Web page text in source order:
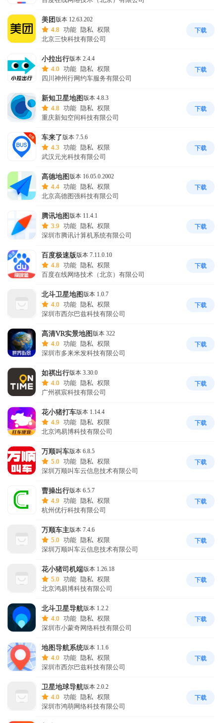
-公交导航到站提醒，实时公交覆盖多城
【智能推荐】
-根据个人出行时间方式等偏好，个性化推荐方案
-搜周边，一键发现身边吃喝玩乐好去处
-智能旅游，带你游览全球。路线推荐、AI导游、AR导览等，构建沉
美团 版本 12.63.202
4.8 功能 隐私 权限
北京三快科技有限公司
下载
小拉出行版本 2.4.4
4.0 功能 隐私 权限
四川神州行网约车服务有限公司
下载
新知卫星地图 版本 4.8.3
4.8 功能 隐私 权限
重庆新知空间科技有限公司
下载
车来了 版本 7.5.6
4.3 功能 隐私 权限
武汉元光科技有限公司
下载
高德地图 版本 16.05.0.2002
4.4 功能 隐私 权限
北京高德图强科技有限公司
下载
腾讯地图 版本 11.4.1
3.9 功能 隐私 权限
深圳市腾讯计算机系统有限公司
下载
百度极速版版本 7.11.0.10
4.8 功能 隐私 权限
百度在线网络技术（北京）有限公司
下载
北斗卫星地图 版本 1.0.7
4.0 功能 隐私 权限
深圳市西尔巴兹科技有限公司
下载
高清VR实景地图 版本 322
4.0 功能 隐私 权限
深圳市多来米发科技有限公司
下载
如祺出行版本 3.30.0
4.0 功能 隐私 权限
广州祺宸科技有限公司
下载
花小猪打车版本 1.14.4
4.9 功能 隐私 权限
北京鸿易博科技有限公司
下载
万顺叫车版本 6.8.5
5.0 功能 隐私 权限
深圳万顺叫车云信息技术有限公司
下载
曹操出行版本 6.5.7
4.9 功能 隐私 权限
杭州优行科技有限公司
下载
万顺车主版本 7.4.6
5.0 功能 隐私 权限
深圳万顺叫车云信息技术有限公司
下载
花小猪司机端版本 1.26.18
5.0 功能 隐私 权限
北京鸿易博科技有限公司
下载
北斗卫星导航版本 1.2.2
4.0 功能 隐私 权限
深圳市小蒙奇网络科技有限公司
下载
地图导航系统版本 1.1.6
4.0 功能 隐私 权限
深圳市西尔巴兹科技有限公司
下载
卫星地球导航版本 2.0.2
4.0 功能 隐私 权限
深圳市鸿萌网络科技有限公司
下载